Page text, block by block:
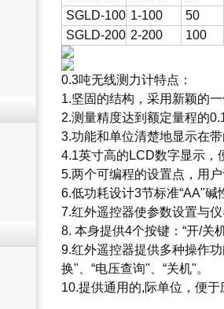
SGLD-100 1-100
50
SGLD-200 2-200 100
0.3吨无线测力计特点：
1.坚固的结构，采用新颖的
2.测量精度达到额定量程的
3.功能和单位清楚地显示在
4.1英寸高的LCD数字显示
5.两个可编程的设置点，用
6.低功耗设计3节标准“AA"
7.红外遥控器使参数设置与
8. 本身提供4个按键：“开/关
9.红外遥控器提供多种操作功
换"、“电压查询"、“关机"。
10.提供通用的,际单位，便